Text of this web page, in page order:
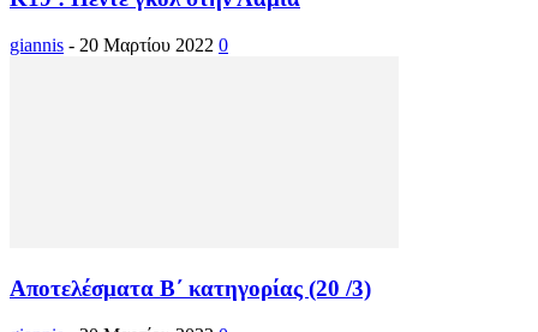
giannis - 20 Μαρτίου 2022 0
Αποτελέσματα Β΄ κατηγορίας (20 /3)